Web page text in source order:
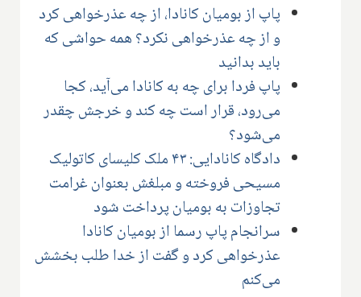
پاپ از بومیان کانادا، از چه عذرخواهی کرد
و از چه عذرخواهی نکرد؟ همه حواشی که
باید بدانید
پاپ فردا برای چه به کانادا می‌آید، کجا
می‌رود، قرار است چه کند و خرجش چقدر
می‌شود؟
دادگاه کانادایی: ۴۳ ملک کلیسای کاتولیک
مسیحی فروخته و مبلغش بعنوان غرامت
تجاوزات به بومیان پرداخت شود
سرانجام پاپ رسما از بومیان کانادا
عذرخواهی کرد و گفت از خدا طلب بخشش
می‌کنم